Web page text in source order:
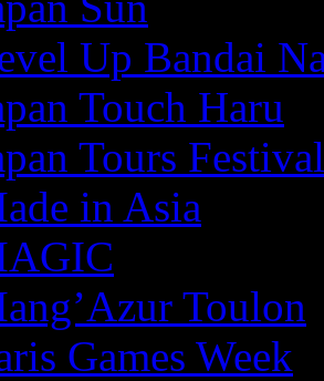
Up Bandai
Touch Haru
Tours Festival
in Asia
Toulon
Games Week